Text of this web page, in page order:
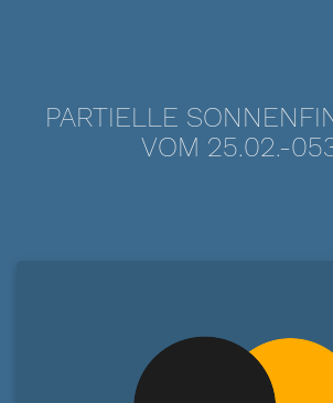
PARTIELLE
VOM 25.02.-